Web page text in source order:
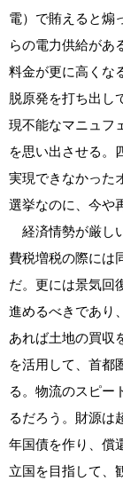
電）で賄えると煽
らの電力供給があ
料金が更に高くな
脱原発を打ち出し
現不能なマニュフ
を思い出させる。
実現できなかった
選挙なのに、今や
経済情勢が厳し
費税増税の際には
だ。更には景気回
進めるべきであり
あれば土地の買収
を活用して、首都
る。物流のスピー
るだろう。財源は
年国債を作り、償
立国を目指して、